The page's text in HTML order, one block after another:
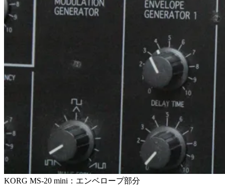
KORG MS-20 mini：エンベロープ部分